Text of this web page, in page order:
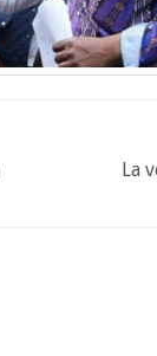
La